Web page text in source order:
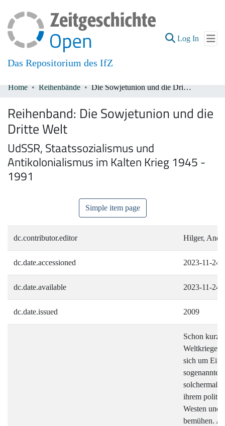
Das Repositorium des IfZ
Log In (current)
All of DSpace
Home Reihenbände Die Sowjetunion und die Dritte Welt
Reihenband: Die Sowjetunion und die
Dritte Welt
UdSSR, Staatssozialismus und
Antikolonialismus im Kalten Krieg 1945 -
1991
Simple item page
dc.contributor.editor Hilger,
dc.date.accessioned 2023-11-
dc.date.available 2023-11-
dc.date.issued 2009
Schon kurz
Weltkrieges
sich um
ihrem
Westen und
bemühen.